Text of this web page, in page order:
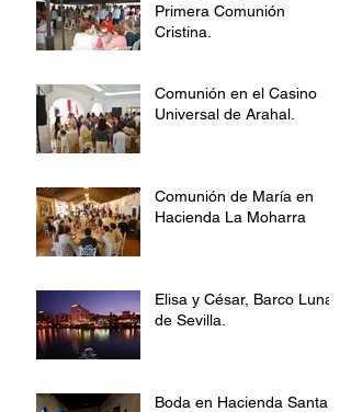
Primera Comunión
Cristina.
Comunión en el Casino
Universal de Arahal.
Comunión de María en
Hacienda La Moharra
Elisa y César, Barco Luna
de Sevilla.
Boda en Hacienda Santa